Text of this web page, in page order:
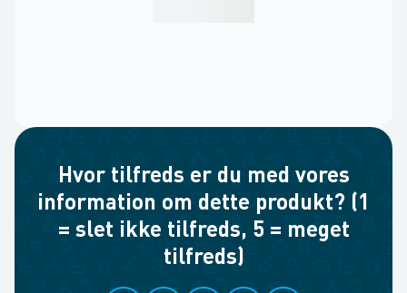
Hvor tilfreds er du med vores
information om dette produkt? (1
= slet ikke tilfreds, 5 = meget
tilfreds)